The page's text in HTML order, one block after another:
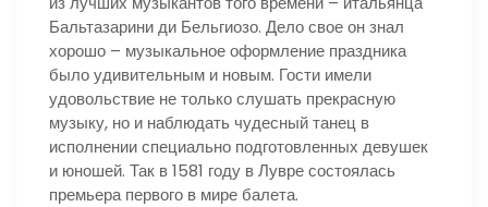
Бальтазарини ди Бельгиозо. Дело свое он знал
хорошо – музыкальное оформление праздника
было удивительным и новым. Гости имели
удовольствие не только слушать прекрасную
музыку, но и наблюдать чудесный танец в
исполнении специально подготовленных девушек
и юношей. Так в 1581 году в Лувре состоялась
премьера первого в мире балета.